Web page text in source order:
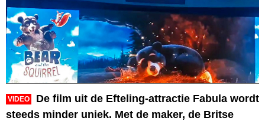
VIDEO
De film uit de Efteling-attractie Fabula wordt
steeds minder uniek. Met de maker, de Britse